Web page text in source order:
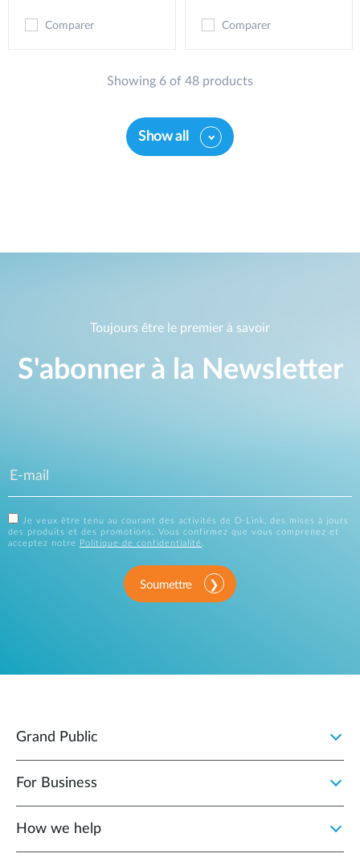
Comparer Comparer
Showing 6 of 48 products
Show all
Toujours être le premier à savoir
S'abonner à la Newsletter
Je veux être tenu au courant des activités de D-Link, des mises à jours
des produits et des promotions. Vous confirmez que vous comprenez et
acceptez notre
Politique de confidentialité
Soumettre
Grand Public
For Business
How we help